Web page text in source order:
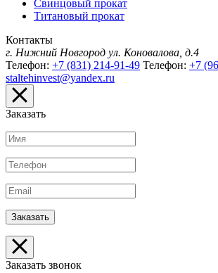
Свинцовый прокат
Титановый прокат
Контакты
г. Нижний Новгород ул. Коновалова, д.4
Телефон: +7 (831) 214-91-49 Телефон: +7
staltehinvest@yandex.ru
Заказать
Заказать звонок